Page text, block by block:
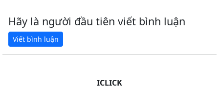
Hãy là người đầu tiên viết bình luận
ICLICK